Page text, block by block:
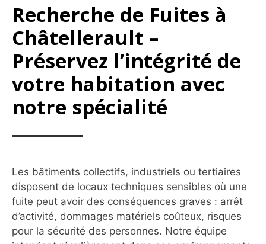
Recherche de Fuites à
Châtellerault –
Préservez l’intégrité de
votre habitation avec
notre spécialité
Les bâtiments collectifs, industriels ou tertiaires
disposent de locaux techniques sensibles où une
fuite peut avoir des conséquences graves : arrêt
d’activité, dommages matériels coûteux, risques
pour la sécurité des personnes. Notre équipe